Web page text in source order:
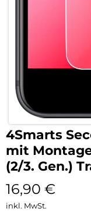
4Smarts
mit
(2/3. Gen.)
16,90 €
inkl. MwSt.